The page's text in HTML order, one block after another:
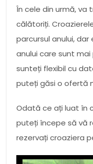
În cele din urmă, va
călătoriți.
parcursul anului,
anului care sunt
sunteți flexibil cu
puteți găsi o ofertă
Odată ce ați luat în
puteți începe să vă
rezervați croaziera